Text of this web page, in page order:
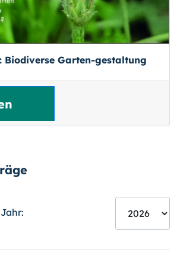
Biodiverse Garten-gestaltung